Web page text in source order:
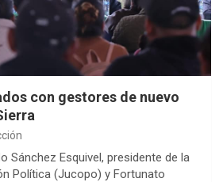
con gestores de nuevo
Sánchez Esquivel, presidente de la
Política (Jucopo) y Fortunato